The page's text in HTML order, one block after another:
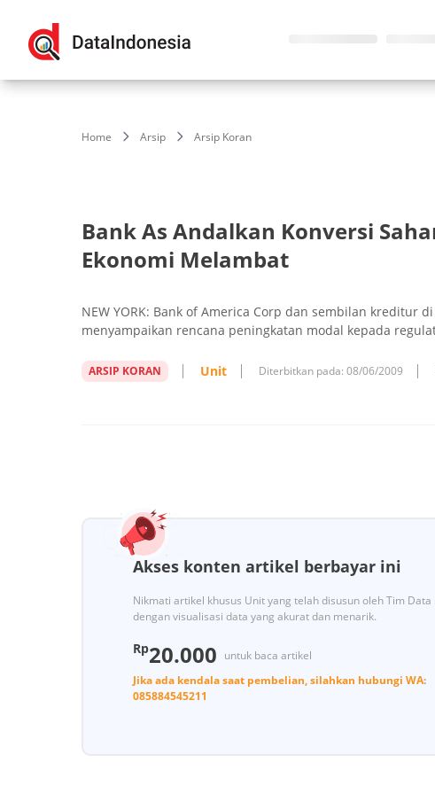
Home Arsip Arsip Koran
Bank As Andalkan Konversi
Ekonomi Melambat
NEW YORK: Bank of America Corp dan sembilan kreditur
menyampaikan rencana peningkatan modal kepada
ARSIP KORAN Unit Diterbitkan pada: 08/06/2009
Akses konten artikel berbayar ini
Nikmati artikel khusus Unit yang telah disusun oleh Tim Data
dengan visualisasi data yang akurat dan menarik.
Rp20.000 untuk baca artikel
Jika ada kendala saat pembelian, silahkan hubungi WA:
085884545211